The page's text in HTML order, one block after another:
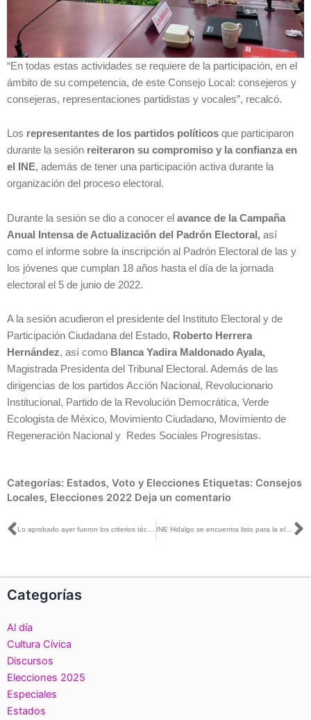
“En todas estas actividades se requiere de la participación, en el
ámbito de su competencia, de este Consejo Local: consejeros y
consejeras, representaciones partidistas y vocales”, recalcó.
Los representantes de los partidos políticos que participaron
durante la sesión reiteraron su compromiso y la confianza en
el INE, además de tener una participación activa durante la
organización del proceso electoral.
Durante la sesión se dio a conocer el avance de la Campaña
Anual Intensa de Actualización del Padrón Electoral, así
como el informe sobre la inscripción al Padrón Electoral de las y
los jóvenes que cumplan 18 años hasta el día de la jornada
electoral el 5 de junio de 2022.
A la sesión acudieron el presidente del Instituto Electoral y de
Participación Ciudadana del Estado, Roberto Herrera
Hernández, así como Blanca Yadira Maldonado Ayala,
Magistrada Presidenta del Tribunal Electoral. Además de las
dirigencias de los partidos Acción Nacional, Revolucionario
Institucional, Partido de la Revolución Democrática, Verde
Ecologista de México, Movimiento Ciudadano, Movimiento de
Regeneración Nacional y Redes Sociales Progresistas.
Categorías: Estados, Voto y Elecciones Etiquetas: Consejos
Locales, Elecciones 2022 Deja un comentario
Ant INE Hidalgo se encuentra listo para la elección de Gobernador en 2022
Categorías
Al día
Cultura Cívica
Discursos
Elecciones 2025
Especiales
Estados